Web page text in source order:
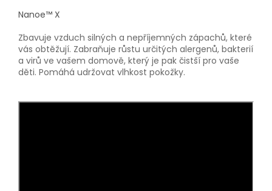
Nanoe™ X
Zbavuje vzduch silných a nepříjemných zápachů, které
vás obtěžují. Zabraňuje růstu určitých alergenů, bakterií
a virů ve vašem domově, který je pak čistší pro vaše
děti. Pomáhá udržovat vlhkost pokožky.